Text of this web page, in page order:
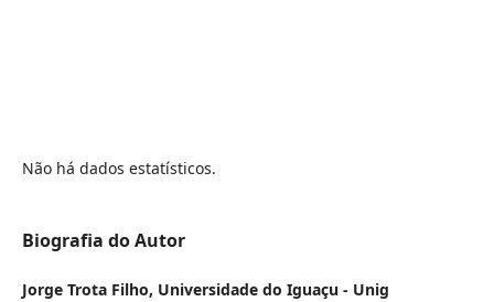
Não há dados estatísticos.
Biografia do Autor
Jorge Trota Filho, Universidade do Iguaçu - Unig